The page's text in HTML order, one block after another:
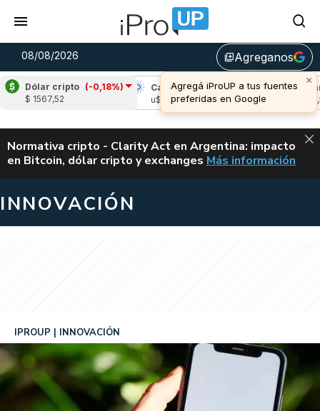
08/08/2026 library_addAgreganos
×
Agregá iProUP a tus fuentes
preferidas en Google
Dólar cripto (-0,18%)
$ 1567,52
(0,09%)
1,04
Cardano (-0,56%)
u$s 0,20
ALERTA
Normativa cripto - Clarity Act en Argentina: impacto
en Bitcoin, dólar cripto y exchanges CLARITY ACT EN
Más información
INNOVACIÓN
IPROUP INNOVACIÓN